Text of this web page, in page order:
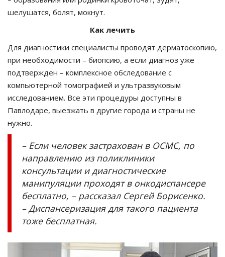
шелушатся, болят, мокнут.
Как лечить
Для диагностики специалисты проводят дерматоскопию,
при необходимости – биопсию, а если диагноз уже
подтвержден – комплексное обследование с
компьютерной томографией и ультразвуковым
исследованием. Все эти процедуры доступны в
Павлодаре, выезжать в другие города и страны не
нужно.
– Если человек застрахован в ОСМС, по
направлению из поликлиники
консультации и диагностические
манипуляции проходят в онкодиспансере
бесплатно, – рассказал Сергей Борисенко.
– Диспансеризация для такого пациента
тоже бесплатная.